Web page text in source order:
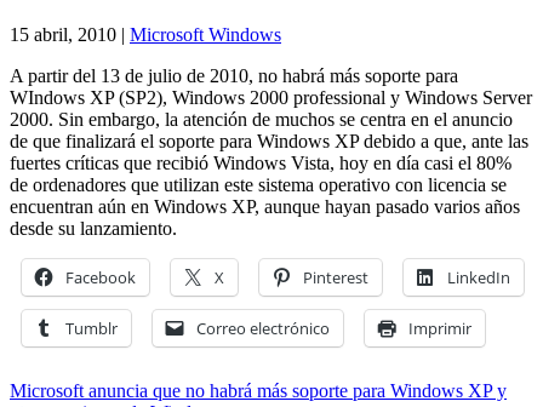
15 abril, 2010 | Microsoft Windows
A partir del 13 de julio de 2010, no habrá más soporte para
WIndows XP (SP2), Windows 2000 professional y Windows Server
2000. Sin embargo, la atención de muchos se centra en el anuncio
de que finalizará el soporte para Windows XP debido a que, ante las
fuertes críticas que recibió Windows Vista, hoy en día casi el 80%
de ordenadores que utilizan este sistema operativo con licencia se
encuentran aún en Windows XP, aunque hayan pasado varios años
desde su lanzamiento.
Facebook X Pinterest LinkedIn
Tumblr Correo electrónico Imprimir
Microsoft anuncia que no habrá más soporte para Windows XP y